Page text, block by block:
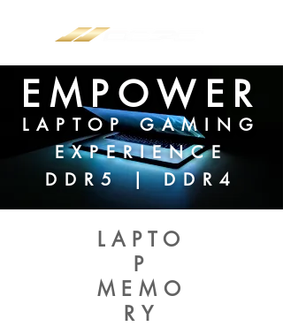
EMPOWER
LAPTOP GAMING
EXPERIENCE
DDR5 | DDR4
LAPTO
P
MEMO
RY